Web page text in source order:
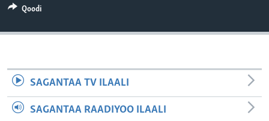
Qoodi
SAGANTAA TV ILAALI
SAGANTAA RAADIYOO ILAALI